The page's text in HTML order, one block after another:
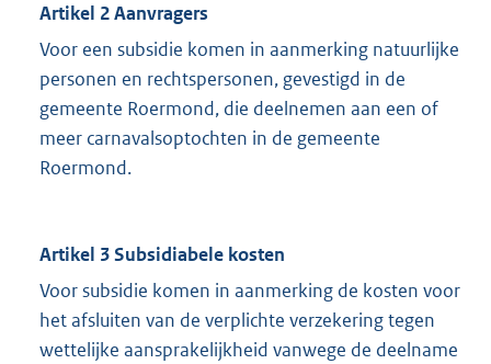
Artikel 2 Aanvragers
Voor een subsidie komen in aanmerking natuurlijke
personen en rechtspersonen, gevestigd in de
gemeente Roermond, die deelnemen aan een of
meer carnavalsoptochten in de gemeente
Roermond.
Artikel 3 Subsidiabele kosten
Voor subsidie komen in aanmerking de kosten voor
het afsluiten van de verplichte verzekering tegen
wettelijke aansprakelijkheid vanwege de deelname